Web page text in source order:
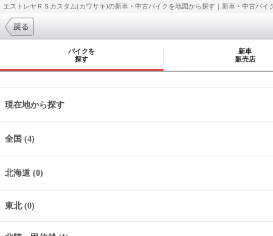
エストレヤＲＳカスタム(カワサキ)の新車・中古バイクを地図から探す｜新車・中古バイ
バイクを
探す
新車
販売店
現在地から探す
全国 (4)
北海道 (0)
東北 (0)